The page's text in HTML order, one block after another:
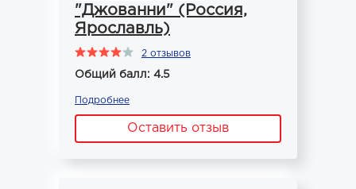
"Джованни" (Россия,
Ярославль)
2 отзывов
Общий балл: 4.5
Подробнее
Оставить отзыв